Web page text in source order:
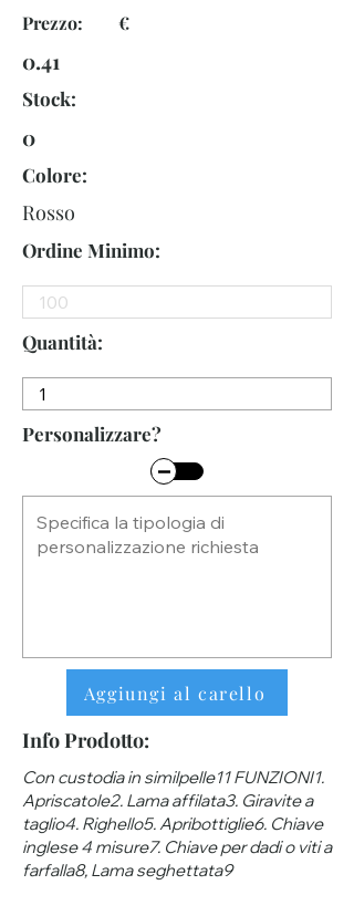
Prezzo: €
0.41
Stock:
0
Colore:
Rosso
Ordine Minimo:
Quantità:
Personalizzare?
Aggiungi al carello
Info Prodotto:
Con custodia in similpelle11 FUNZIONI1.
Apriscatole2. Lama affilata3. Giravite a
taglio4. Righello5. Apribottiglie6. Chiave
inglese 4 misure7. Chiave per dadi o viti a
farfalla8, Lama seghettata9